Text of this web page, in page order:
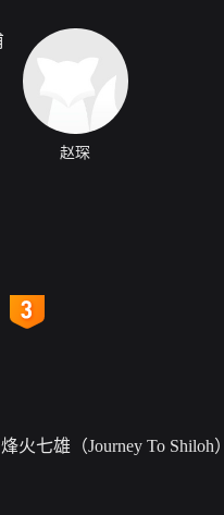
赵琛
烽火七雄（Journey To Shiloh）